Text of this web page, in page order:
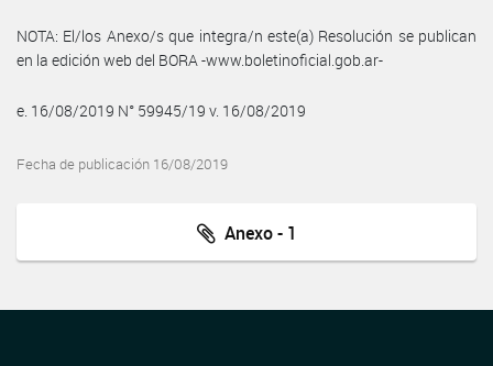
NOTA: El/los Anexo/s que integra/n este(a) Resolución se publican
en la edición web del BORA -www.boletinoficial.gob.ar-
e. 16/08/2019 N° 59945/19 v. 16/08/2019
Fecha de publicación 16/08/2019
Anexo - 1